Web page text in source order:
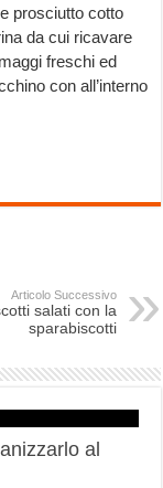
prosciutto cotto
da cui ricavare
freschi ed
con all’interno
Articolo Successivo
salati con la
sparabiscotti
al